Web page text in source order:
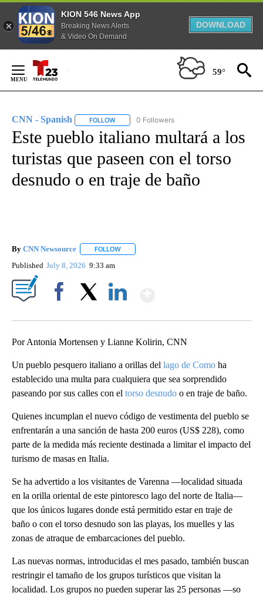
KION 546 News App
Breaking News Alerts
& Video On Demand
DOWNLOAD
Content
59°
CNN - Spanish FOLLOW FOLLOW "CNN - SPANISH" TO RECEIVE
0 Followers
Este pueblo italiano multará a los
turistas que paseen con el torso
desnudo o en traje de baño
By CNN Newsource FOLLOW
Published July 8, 2026 9:33 am
Por Antonia Mortensen y Lianne Kolirin, CNN
Un pueblo pesquero italiano a orillas del lago de Como ha
establecido una multa para cualquiera que sea sorprendido
paseando por sus calles con el torso desnudo o en traje de baño.
Quienes incumplan el nuevo código de vestimenta del pueblo se
enfrentarán a una sanción de hasta 200 euros (US$ 228), como
parte de la medida más reciente destinada a limitar el impacto del
turismo de masas en Italia.
Se ha advertido a los visitantes de Varenna —localidad situada
en la orilla oriental de este pintoresco lago del norte de Italia—
que los únicos lugares donde está permitido estar en traje de
baño o con el torso desnudo son las playas, los muelles y las
zonas de atraque de embarcaciones del pueblo.
Las nuevas normas, introducidas el mes pasado, también buscan
restringir el tamaño de los grupos turísticos que visitan la
localidad. Los grupos no pueden superar las 25 personas —so